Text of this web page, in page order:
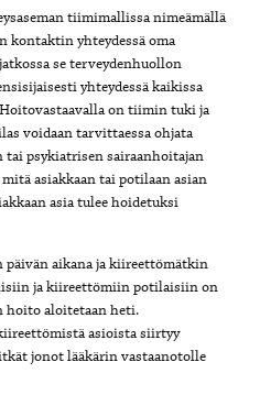
tiimimallissa nimeämällä
kontaktin yhteydessä oma
se terveydenhuollon
yhteydessä kaikissa
on tiimin tuki ja
voidaan tarvittaessa ohjata
psykiatrisen sairaanhoitajan
asiakkaan tai potilaan asian
asia tulee hoidetuksi
päivän aikana ja kiireettömätkin
ja kiireettömiin potilaisiin on
hoito aloitetaan heti.
asioista siirtyy
jonot lääkärin vastaanotolle